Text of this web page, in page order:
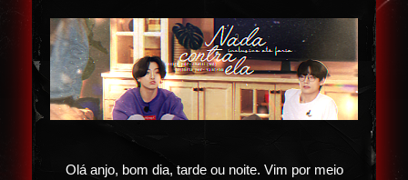
Olá anjo, bom dia, tarde ou noite. Vim por meio